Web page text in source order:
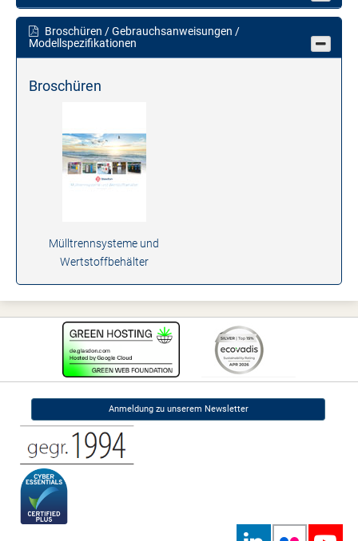
Broschüren / Gebrauchsanweisungen /
Modellspezifikationen
Broschüren
Mülltrennsysteme und
Wertstoffbehälter
Anmeldung zu unserem Newsletter